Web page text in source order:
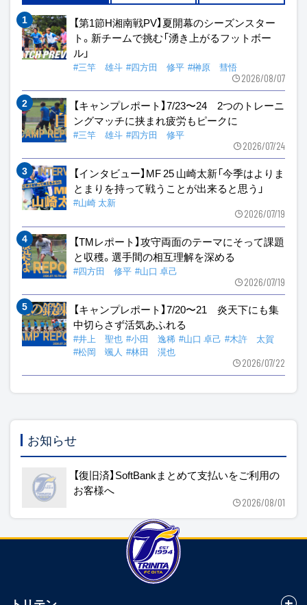
【第1節H湘南戦PV】夏開幕のシーズンスター
ト。新チームで挑む「湧き上がるフットボー
ル」
#三竿 雄斗 #四方田 修平 #榊原 彗悟
2026/08/07
【キャンプレポート】7/23〜24 2つのトレーニ
ングマッチに挟まれ疲労もピークに
#三竿 雄斗 #四方田 修平
2026/07/24
【インタビュー】MF 25 山崎太新「今季はよりま
とまりを持って戦うことが出来ると思う」
#山崎 太新
2026/07/19
【TMレポート】攻守両面のテーマにそって課題
と収穫。選手間の相互理解を深める
#四方田 修平 #山口 卓己
2026/07/19
【キャンプレポート】7/20〜21 炎天下にも集
中切らさず活気あふれる
#井上 聖也 #小田 逸稀 #山口 卓己 #木許 太賀
#松岡 颯人 #林田 滉也
2026/07/22
お知らせ
【復旧済】SoftBankまとめて支払いをご利用の
お客様へ
2026/08/01